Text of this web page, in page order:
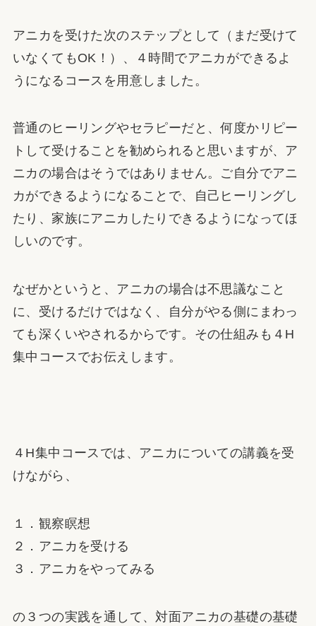
アニカを受けた次のステップとして（まだ受けて
いなくてもOK！）、４時間でアニカができるよ
うになるコースを用意しました。
普通のヒーリングやセラピーだと、何度かリピー
トして受けることを勧められると思いますが、ア
ニカの場合はそうではありません。ご自分でアニ
カができるようになることで、自己ヒーリングし
たり、家族にアニカしたりできるようになってほ
しいのです。
なぜかというと、アニカの場合は不思議なこと
に、受けるだけではなく、自分がやる側にまわっ
ても深くいやされるからです。その仕組みも４H
集中コースでお伝えします。
４H集中コースでは、アニカについての講義を受
けながら、
１．観察瞑想
２．アニカを受ける
３．アニカをやってみる
の３つの実践を通して、対面アニカの基礎の基礎